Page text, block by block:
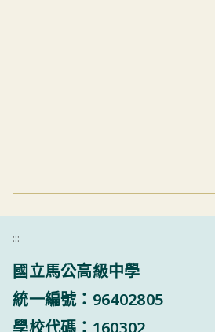
:::
國立馬公高級中學
統一編號：96402805
學校代碼：160302